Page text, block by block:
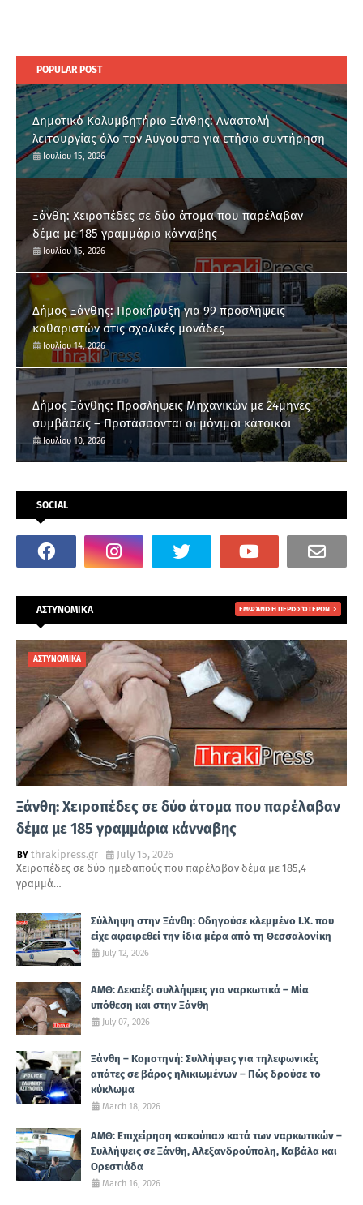
POPULAR POST
Δημοτικό Κολυμβητήριο Ξάνθης: Αναστολή
λειτουργίας όλο τον Αύγουστο για ετήσια συντήρηση
Ιουλίου 15, 2026
Ξάνθη: Χειροπέδες σε δύο άτομα που παρέλαβαν
δέμα με 185 γραμμάρια κάνναβης
Ιουλίου 15, 2026
Δήμος Ξάνθης: Προκήρυξη για 99 προσλήψεις
καθαριστών στις σχολικές μονάδες
Ιουλίου 14, 2026
Δήμος Ξάνθης: Προσλήψεις Μηχανικών με 24μηνες
συμβάσεις – Προτάσσονται οι μόνιμοι κάτοικοι
Ιουλίου 10, 2026
SOCIAL
ΑΣΤΥΝΟΜΙΚΑ ΕΜΦΆΝΙΣΗ ΠΕΡΙΣΣΌΤΕΡΩΝ
ΑΣΤΥΝΟΜΙΚΑ
Ξάνθη: Χειροπέδες σε δύο άτομα που παρέλαβαν
δέμα με 185 γραμμάρια κάνναβης
thrakipress.gr
July 15, 2026
Χειροπέδες σε δύο ημεδαπούς που παρέλαβαν δέμα με 185,4
γραμμά…
Σύλληψη στην Ξάνθη: Οδηγούσε κλεμμένο Ι.Χ. που
είχε αφαιρεθεί την ίδια μέρα από τη Θεσσαλονίκη
July 12, 2026
ΑΜΘ: Δεκαέξι συλλήψεις για ναρκωτικά – Μία
υπόθεση και στην Ξάνθη
July 07, 2026
Ξάνθη – Κομοτηνή: Συλλήψεις για τηλεφωνικές
απάτες σε βάρος ηλικιωμένων – Πώς δρούσε το
κύκλωμα
March 18, 2026
ΑΜΘ: Επιχείρηση «σκούπα» κατά των ναρκωτικών –
Συλλήψεις σε Ξάνθη, Αλεξανδρούπολη, Καβάλα και
Ορεστιάδα
March 16, 2026